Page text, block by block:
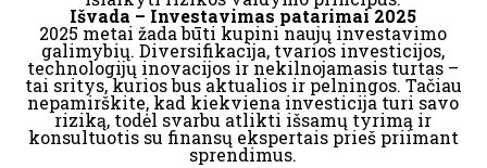
Išvada – Investavimas patarimai 2025
2025 metai žada būti kupini naujų investavimo
galimybių. Diversifikacija, tvarios investicijos,
technologijų inovacijos ir nekilnojamasis turtas –
tai sritys, kurios bus aktualios ir pelningos. Tačiau
nepamirškite, kad kiekviena investicija turi savo
riziką, todėl svarbu atlikti išsamų tyrimą ir
konsultuotis su finansų ekspertais prieš priimant
sprendimus.